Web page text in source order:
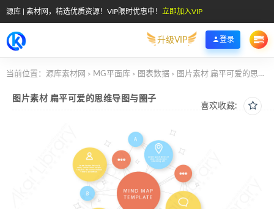
源库 | 素材网，精选优质资源！VIP限时优惠中！ 立即加入VIP
升级VIP 登录
当前位置： 源库素材网 > MG平面库 > 图表数据 > 图片素材 扁平可爱的思维导图与圈子
喜欢收藏:
图片素材 扁平可爱的思维导图与圈子